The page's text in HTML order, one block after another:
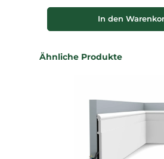
In den
Produktgalerie überspringen
Ähnliche Produkte